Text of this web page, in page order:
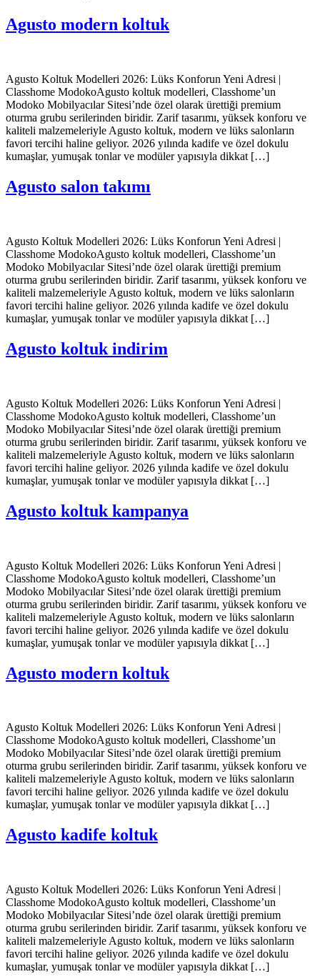
Agusto modern koltuk
Agusto Koltuk Modelleri 2026: Lüks Konforun Yeni Adresi |
Classhome ModokoAgusto koltuk modelleri, Classhome’un
Modoko Mobilyacılar Sitesi’nde özel olarak ürettiği premium
oturma grubu serilerinden biridir. Zarif tasarımı, yüksek konforu ve
kaliteli malzemeleriyle Agusto koltuk, modern ve lüks salonların
favori tercihi haline geliyor. 2026 yılında kadife ve özel dokulu
kumaşlar, yumuşak tonlar ve modüler yapısıyla dikkat […]
Agusto salon takımı
Agusto Koltuk Modelleri 2026: Lüks Konforun Yeni Adresi |
Classhome ModokoAgusto koltuk modelleri, Classhome’un
Modoko Mobilyacılar Sitesi’nde özel olarak ürettiği premium
oturma grubu serilerinden biridir. Zarif tasarımı, yüksek konforu ve
kaliteli malzemeleriyle Agusto koltuk, modern ve lüks salonların
favori tercihi haline geliyor. 2026 yılında kadife ve özel dokulu
kumaşlar, yumuşak tonlar ve modüler yapısıyla dikkat […]
Agusto koltuk indirim
Agusto Koltuk Modelleri 2026: Lüks Konforun Yeni Adresi |
Classhome ModokoAgusto koltuk modelleri, Classhome’un
Modoko Mobilyacılar Sitesi’nde özel olarak ürettiği premium
oturma grubu serilerinden biridir. Zarif tasarımı, yüksek konforu ve
kaliteli malzemeleriyle Agusto koltuk, modern ve lüks salonların
favori tercihi haline geliyor. 2026 yılında kadife ve özel dokulu
kumaşlar, yumuşak tonlar ve modüler yapısıyla dikkat […]
Agusto koltuk kampanya
Agusto Koltuk Modelleri 2026: Lüks Konforun Yeni Adresi |
Classhome ModokoAgusto koltuk modelleri, Classhome’un
Modoko Mobilyacılar Sitesi’nde özel olarak ürettiği premium
oturma grubu serilerinden biridir. Zarif tasarımı, yüksek konforu ve
kaliteli malzemeleriyle Agusto koltuk, modern ve lüks salonların
favori tercihi haline geliyor. 2026 yılında kadife ve özel dokulu
kumaşlar, yumuşak tonlar ve modüler yapısıyla dikkat […]
Agusto modern koltuk
Agusto Koltuk Modelleri 2026: Lüks Konforun Yeni Adresi |
Classhome ModokoAgusto koltuk modelleri, Classhome’un
Modoko Mobilyacılar Sitesi’nde özel olarak ürettiği premium
oturma grubu serilerinden biridir. Zarif tasarımı, yüksek konforu ve
kaliteli malzemeleriyle Agusto koltuk, modern ve lüks salonların
favori tercihi haline geliyor. 2026 yılında kadife ve özel dokulu
kumaşlar, yumuşak tonlar ve modüler yapısıyla dikkat […]
Agusto kadife koltuk
Agusto Koltuk Modelleri 2026: Lüks Konforun Yeni Adresi |
Classhome ModokoAgusto koltuk modelleri, Classhome’un
Modoko Mobilyacılar Sitesi’nde özel olarak ürettiği premium
oturma grubu serilerinden biridir. Zarif tasarımı, yüksek konforu ve
kaliteli malzemeleriyle Agusto koltuk, modern ve lüks salonların
favori tercihi haline geliyor. 2026 yılında kadife ve özel dokulu
kumaşlar, yumuşak tonlar ve modüler yapısıyla dikkat […]